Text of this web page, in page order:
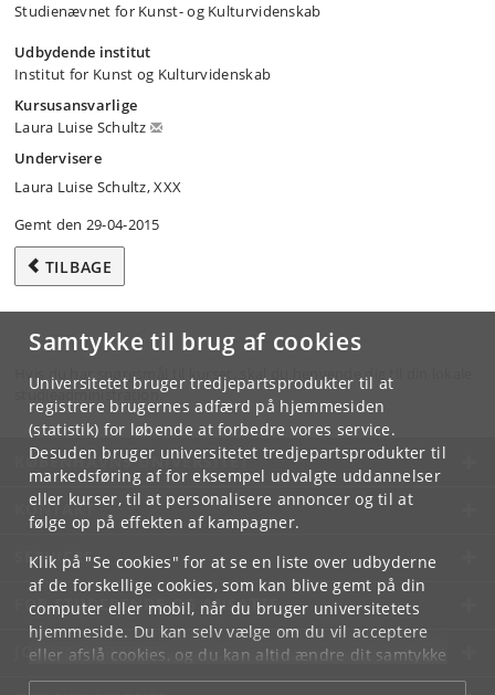
Samtykke til brug af cookies
Universitetet bruger tredjepartsprodukter til at
registrere brugernes adfærd på hjemmesiden
(statistik) for løbende at forbedre vores service.
Desuden bruger universitetet tredjepartsprodukter til
markedsføring af for eksempel udvalgte uddannelser
eller kurser, til at personalisere annoncer og til at
følge op på effekten af kampagner.
Klik på "Se cookies" for at se en liste over udbyderne
af de forskellige cookies, som kan blive gemt på din
computer eller mobil, når du bruger universitetets
hjemmeside. Du kan selv vælge om du vil acceptere
eller afslå cookies, og du kan altid ændre dit samtykke
underCookie- og privatlivspolitiksom du finder i
Studienævnet for Kunst- og Kulturvidenskab
Udbydende institut
Institut for Kunst og Kulturvidenskab
Kursusansvarlige
Laura Luise Schultz
Undervisere
Laura Luise Schultz, XXX
Gemt den 29-04-2015
TILBAGE
Hvis du har spørgsmål til kurset, skal du henvende dig til din lokale
studieadministration.
KØBENHAVNS UNIVERSITET
KONTAKT
SERVICES
FOR STUDERENDE OG ANSATTE
JOB OG KARRIERE